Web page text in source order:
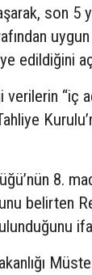
son 5
edildiğini
“iç
8.
belirten